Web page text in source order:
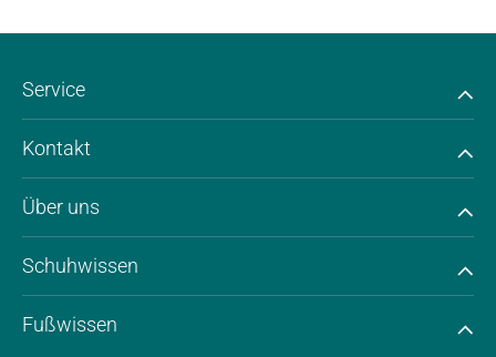
Service
Kontakt
Über uns
Schuhwissen
Fußwissen